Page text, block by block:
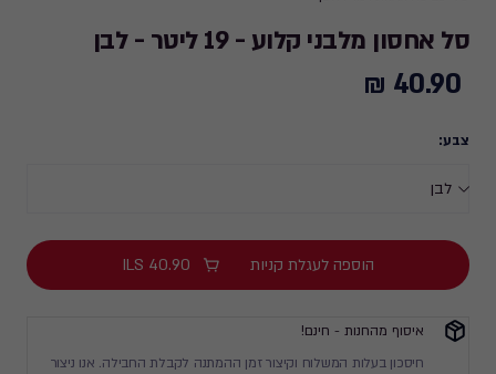
סל אחסון מלבני קלוע - 19 ליטר - לבן
40.90
40.90 ₪
צבע:
הוספה לעגלת קניות ILS 40.90
איסוף מהחנות - חינם!
חיסכון בעלות המשלוח וקיצור זמן ההמתנה לקבלת החבילה. אנו ניצור